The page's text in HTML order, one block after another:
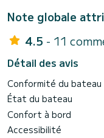
Note globale
4.5 - 11
Détail des avis
Conformité du bateau
État du bateau
Confort à bord
Accessibilité